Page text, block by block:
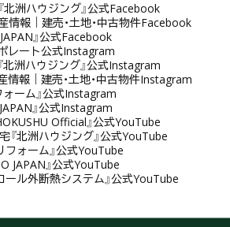
北洲ハウジング』公式Facebook
情報｜建売・土地・中古物件Facebook
JAPAN』公式Facebook
レート公式Instagram
北洲ハウジング』公式Instagram
情報｜建売・土地・中古物件Instagram
ォーム』公式Instagram
JAPAN』公式Instagram
Official』公式YouTube
『北洲ハウジング』公式YouTube
フォーム』公式YouTube
JAPAN』公式YouTube
ール外断熱システム』公式YouTube